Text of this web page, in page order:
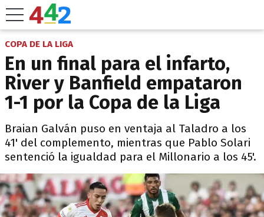
COPA DE LA LIGA
En un final para el infarto,
River y Banfield empataron
1-1 por la Copa de la Liga
Braian Galván puso en ventaja al Taladro a los
41' del complemento, mientras que Pablo Solari
sentenció la igualdad para el Millonario a los 45'.